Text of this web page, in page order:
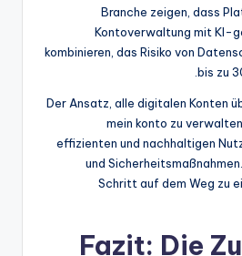
Branche zeigen, dass
Kontoverwaltung mit KI-
kombinieren, das Risiko von
bis zu
Der Ansatz, alle digitalen Konten
mein konto zu
effizienten und nachhaltigen
und
Schritt auf dem Weg zu
Fazit: Die